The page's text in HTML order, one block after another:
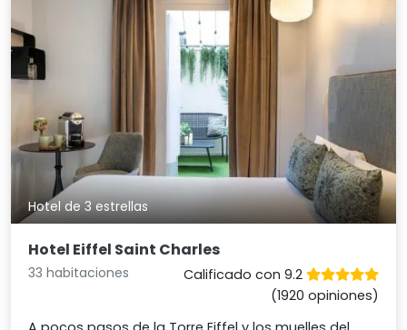
Hotel de 3 estrellas
Hotel Eiffel Saint Charles
33 habitaciones
Calificado con 9.2
(1920 opiniones)